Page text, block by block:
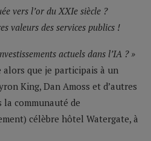
vers l’or du XXIe siècle ?
valeurs des services publics !
actuels dans l’IA ? »
alors que je participais à un
King, Dan Amoss et d’autres
communauté de
célèbre hôtel Watergate, à